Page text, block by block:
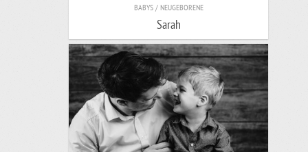
BABYS / NEUGEBORENE
Sarah